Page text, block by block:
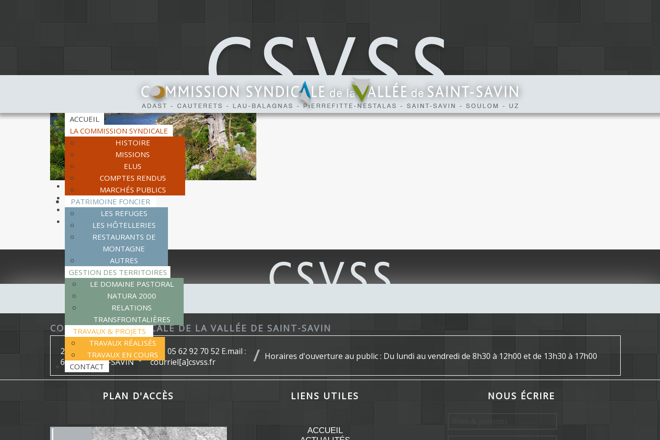
ACCUEIL
LA COMMISSION SYNDICALE
HISTOIRE
MISSIONS
ELUS
COMPTES RENDUS
MARCHÉS PUBLICS
PATRIMOINE FONCIER
LES REFUGES
LES HÔTELLERIES
RESTAURANTS DE
MONTAGNE
AUTRES
GESTION DES TERRITOIRES
LE DOMAINE PASTORAL
NATURA 2000
RELATIONS
TRANSFRONTALIÈRES
TRAVAUX & PROJETS
TRAVAUX RÉALISÉS
TRAVAUX EN COURS
CONTACT
potable.
COMMISSION SYNDICALE DE LA VALLÉE DE SAINT-SAVIN
2, place Duhourcau
65400 SAINT-SAVIN
Tél : 05 62 92 70 52 E.mail :
courriel[a]csvss.fr
Horaires d'ouverture au public : Du lundi au vendredi de 8h30 à 12h00 et de 13h30 à 17h00
PLAN D'ACCÈS LIENS UTILES
ACCUEIL
NOUS ÉCRIRE